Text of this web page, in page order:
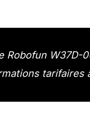
Robofun W37D-
tarifaires